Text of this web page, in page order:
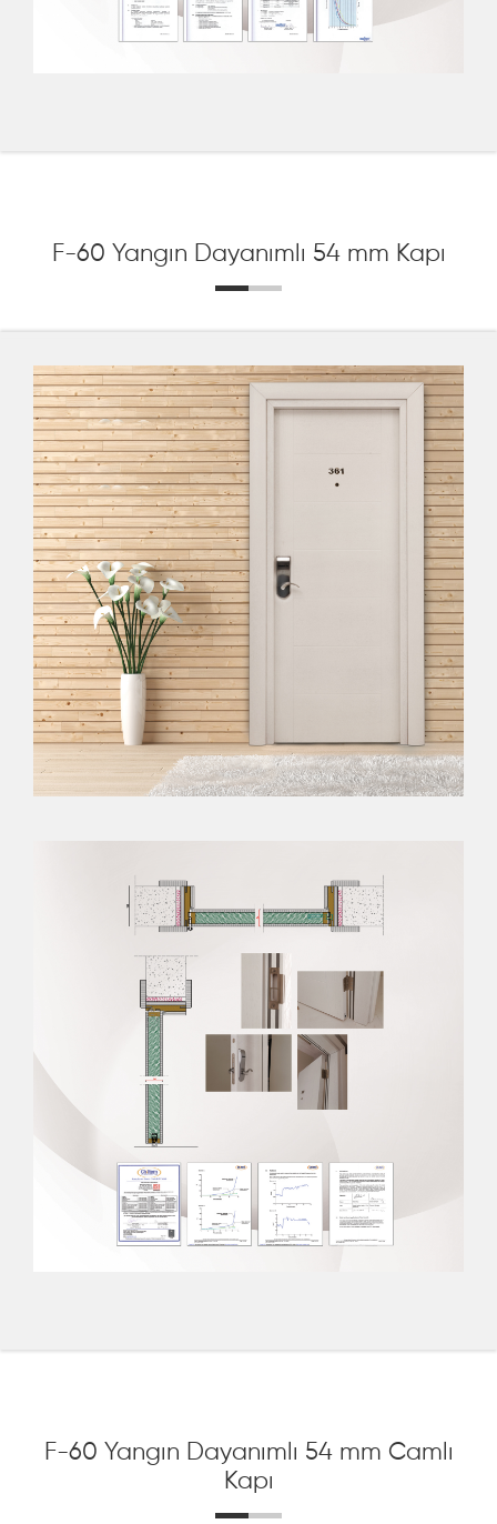
F-60 Yangın Dayanımlı 54 mm Kapı
F-60 Yangın Dayanımlı 54 mm Camlı
Kapı